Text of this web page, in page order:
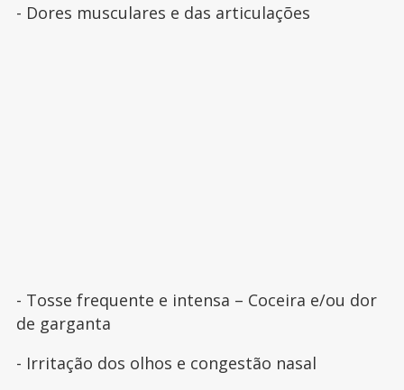
- Dores musculares e das articulações
- Tosse frequente e intensa – Coceira e/ou dor
de garganta
- Irritação dos olhos e congestão nasal